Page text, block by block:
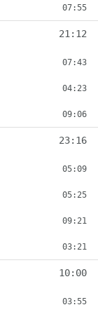
07:55
21:12
07:43
04:23
09:06
23:16
05:09
05:25
09:21
03:21
10:00
03:55